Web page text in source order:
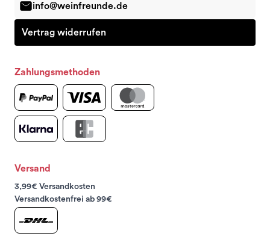
info@weinfreunde.de
Vertrag widerrufen
Zahlungsmethoden
Versand
3,99€ Versandkosten
Versandkostenfrei ab 99€